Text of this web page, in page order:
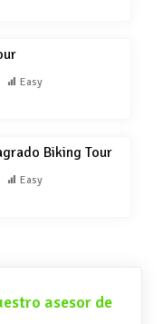
Easy
Biking Tour
Easy
asesor de